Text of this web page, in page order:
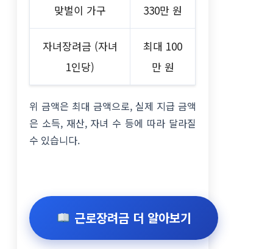
맞벌이 가구 330만 원
자녀장려금 (자녀
1인당)
최대 100
만 원
위 금액은 최대 금액으로, 실제 지급 금액
은 소득, 재산, 자녀 수 등에 따라 달라질
수 있습니다.
근로장려금 더 알아보기